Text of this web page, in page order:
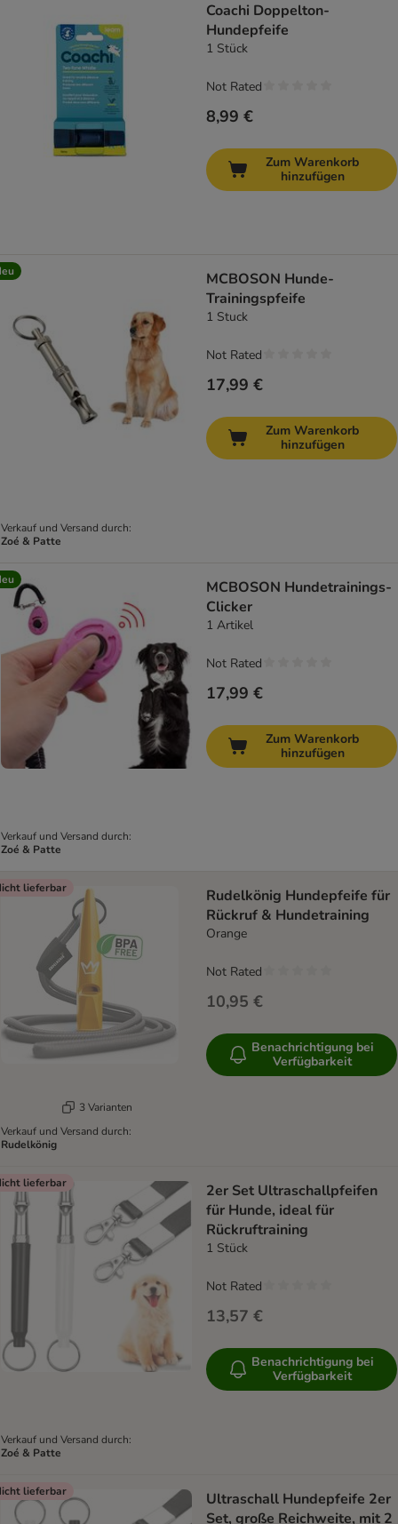
Coachi Doppelton-
Hundepfeife
1 Stück
8,99 €
Not Rated
Zum Warenkorb
hinzufügen
Verkauf und Versand durch:
Zoé & Patte
MCBOSON Hunde-
Trainingspfeife
1 Stuck
17,99 €
Not Rated
Zum Warenkorb
hinzufügen
Verkauf und Versand durch:
Zoé & Patte
MCBOSON Hundetrainings-
Clicker
1 Artikel
17,99 €
Not Rated
Zum Warenkorb
hinzufügen
lieferbar
3 Varianten
Verkauf und Versand durch:
Rudelkönig
Rudelkönig Hundepfeife für
Rückruf & Hundetraining
Orange
10,95 €
Not Rated
Benachrichtigung bei
Verfügbarkeit
lieferbar
Verkauf und Versand durch:
Zoé & Patte
2er Set Ultraschallpfeifen
für Hunde, ideal für
Rückruftraining
1 Stück
13,57 €
Not Rated
Benachrichtigung bei
Verfügbarkeit
lieferbar
Ultraschall Hundepfeife 2er
Set, große Reichweite, mit 2